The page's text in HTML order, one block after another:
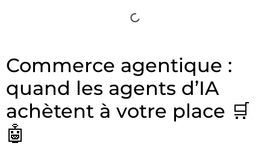
Commerce agentique :
quand les agents d’IA
achètent à votre place 🛒
🤖